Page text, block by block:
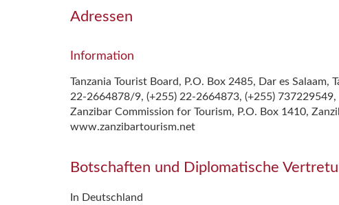
Adressen
Information
Tanzania Tourist Board, P.O. Box 2485, Dar es
22-2664878/9, (+255) 22-2664873, (+255)
Zanzibar Commission for Tourism, P.O. Box 1410,
www.zanzibartourism.net
Botschaften und Diplomatische
In Deutschland